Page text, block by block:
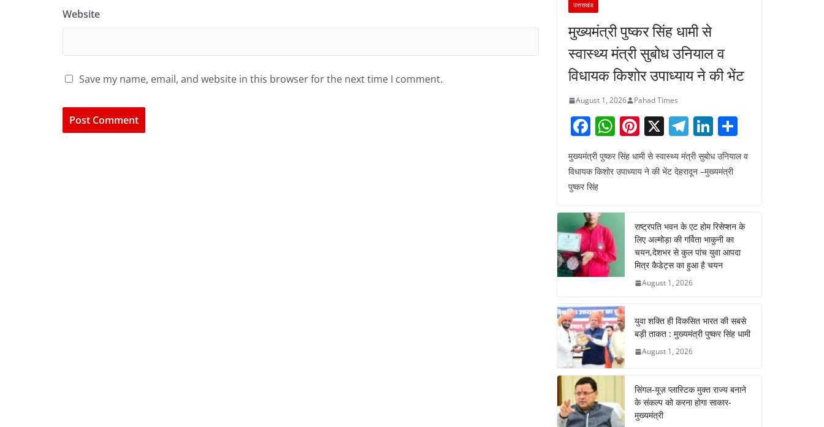
Website
Save my name, email, and website in this browser for the next time I comment.
उत्तराखंड
मुख्यमंत्री पुष्कर सिंह धामी से
स्वास्थ्य मंत्री सुबोध उनियाल व
विधायक किशोर उपाध्याय ने की भेंट
August 1, 2026 Pahad Times
F
a
c
e
o
o
k
W
h
at
p
Pi
nt
er
X T
el
e
gr
m
Li
n
k
n
ar
मुख्यमंत्री पुष्कर सिंह धामी से स्वास्थ्य मंत्री सुबोध उनियाल व
विधायक किशोर उपाध्याय ने की भेंट देहरादून –मुख्यमंत्री
पुष्कर सिंह
राष्ट्रपति भवन के एट होम रिसेप्शन के
लिए अल्मोड़ा की गर्विता भाकुनी का
चयन,देशभर से कुल पांच युवा आपदा
मित्र कैडेट्स का हुआ है चयन
August 1, 2026
युवा शक्ति ही विकसित भारत की सबसे
बड़ी ताकत : मुख्यमंत्री पुष्कर सिंह धामी
August 1, 2026
सिंगल-यूज़ प्लास्टिक मुक्त राज्य बनाने
के संकल्प को करना होगा साकार-
मुख्यमंत्री